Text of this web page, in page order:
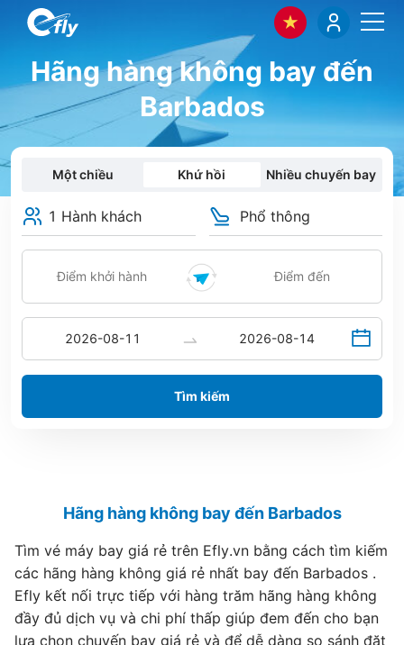
Hãng hàng không bay đến
Barbados
Một chiều Khứ hồi Nhiều chuyến bay
1 Hành khách Phổ thông
Tìm kiếm
Hãng hàng không bay đến Barbados
Tìm vé máy bay giá rẻ trên Efly.vn bằng cách tìm kiếm
các hãng hàng không giá rẻ nhất bay đến Barbados .
Efly kết nối trực tiếp với hàng trăm hãng hàng không
đầy đủ dịch vụ và chi phí thấp giúp đem đến cho bạn
lựa chọn chuyến bay giá rẻ và để dễ dàng so sánh đặt